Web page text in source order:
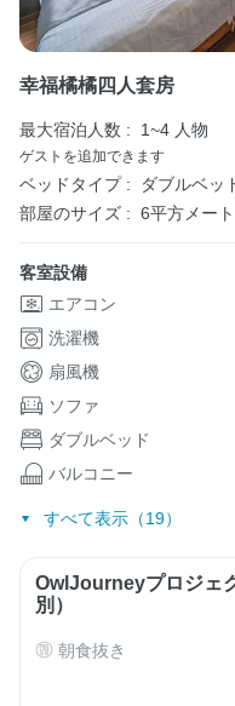
幸福橘橘四人套房
最大宿泊人数 : 1~4 人物
ゲストを追加できます
ベッドタイプ :
ダブルベッ
部屋のサイズ : 6平方メー
客室設備
エアコン
洗濯機
扇風機
ソファ
ダブルベッド
バルコニー
すべて表示（19）
OwlJourneyプロジェ
別）
朝食抜き